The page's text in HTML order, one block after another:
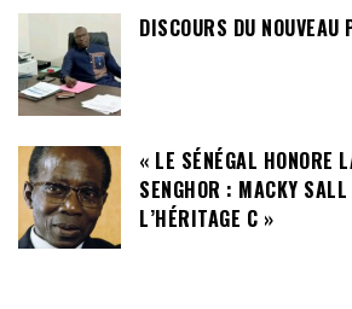
DISCOURS DU NOUVEAU
« LE SÉNÉGAL HONORE
SENGHOR : MACKY
L’HÉRITAGE C »